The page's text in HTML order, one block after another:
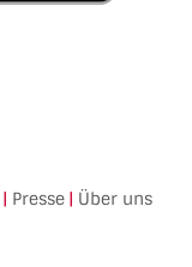
| Presse | Über uns